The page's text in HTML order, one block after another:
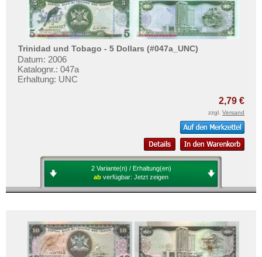
Trinidad und Tobago - 5 Dollars (#047a_UNC)
Datum: 2006
Katalognr.: 047a
Erhaltung: UNC
2,79 €
zzgl. Versand
2 Variante(n) / Erhaltung(en)
ab verfügbar: Jetzt zeigen